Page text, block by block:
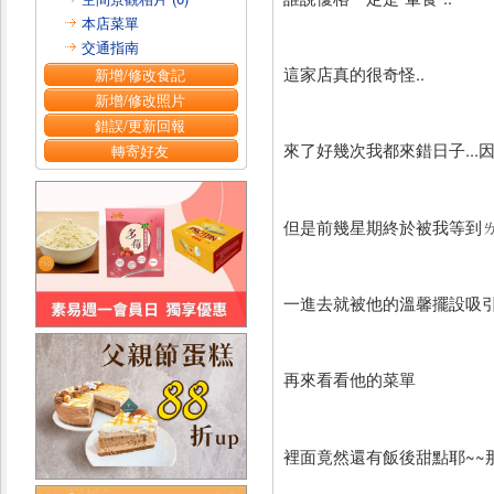
本店菜單
交通指南
新增/修改食記
新增/修改照片
錯誤/更新回報
轉寄好友
這家店真的很奇怪..
來了好幾次我都來錯日子...
但是前幾星期終於被我等到
一進去就被他的溫馨擺設吸
再來看看他的菜單
裡面竟然還有飯後甜點耶~~